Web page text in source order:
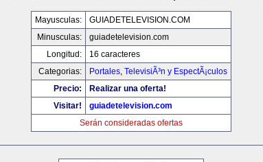
Mayusculas:
GUIADETELEVISION.COM
Minusculas:
guiadetelevision.com
Longitud:
16 caracteres
Categorias:
Portales, TelevisiÃ³n y EspectÃ¡culos
Precio:
Realizar una oferta!
Visitar!
guiadetelevision.com
Serán consideradas ofertas